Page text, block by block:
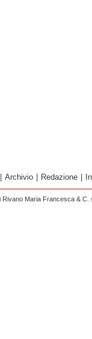
Archivio Redazione
Maria Francesca &